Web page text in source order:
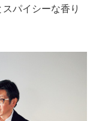
パイシーな香り